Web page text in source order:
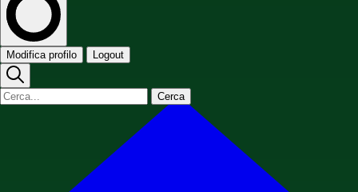
Modifica profilo Logout
Cerca